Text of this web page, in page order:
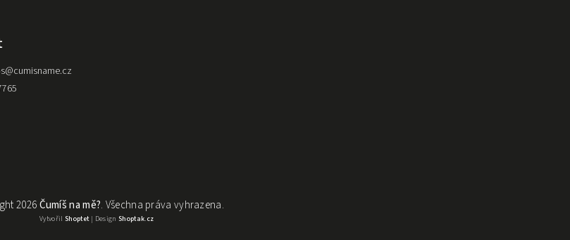
@cumisname.cz
2026Čumíš na mě?. Všechna práva vyhrazena.
Vytvořil Shoptet| Design Shoptak.cz